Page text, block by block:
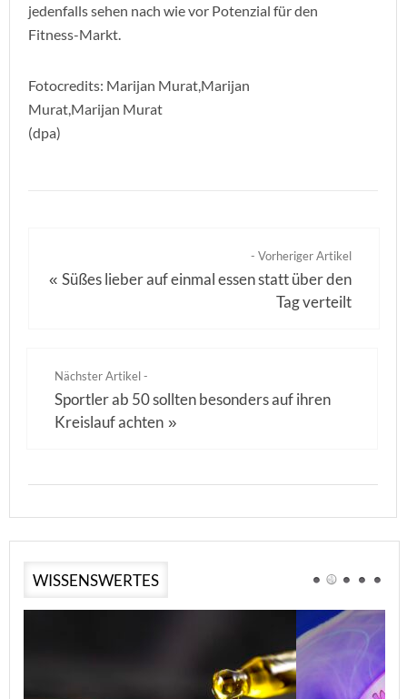
jedenfalls sehen nach wie vor Potenzial für den
Fitness-Markt.
Fotocredits: Marijan Murat,Marijan
Murat,Marijan Murat
(dpa)
- Vorheriger Artikel
«Süßes lieber auf einmal essen statt über den
Tag verteilt
Nächster Artikel -
Sportler ab 50 sollten besonders auf ihren
Kreislauf achten »
WISSENSWERTES